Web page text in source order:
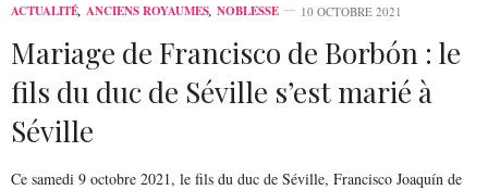
ACTUALITÉ, ANCIENS ROYAUMES, NOBLESSE 10 OCTOBRE 2021
Mariage de Francisco de Borbón : le
fils du duc de Séville s’est marié à
Séville
Ce samedi 9 octobre 2021, le fils du duc de Séville, Francisco Joaquín de